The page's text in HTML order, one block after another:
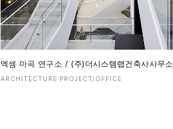
엑셈 마곡 연구소 / (주)더시스템랩건축사사무소
ARCHITECTURE PROJECT/OFFICE